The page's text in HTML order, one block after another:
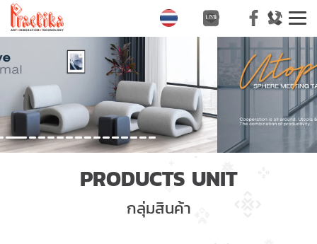
PRODUCTS UNIT
กลุ่มสินค้า